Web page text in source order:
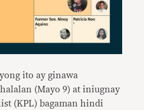
ito ay ginawa
(Mayo 9) at iniugnay
(KPL) bagaman hindi